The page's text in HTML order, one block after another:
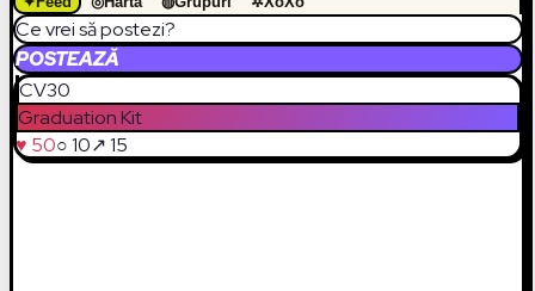
Ce vrei să postezi?
POSTEAZĂ
CV30
Graduation Kit
♥ 50○ 10↗ 15